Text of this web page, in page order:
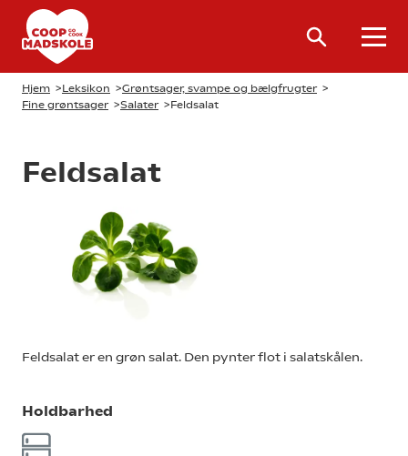
Hjem >Leksikon >Grøntsager, svampe og bælgfrugter >
Fine grøntsager >Salater >Feldsalat
Feldsalat
Feldsalat er en grøn salat. Den pynter flot i salatskålen.
Holdbarhed